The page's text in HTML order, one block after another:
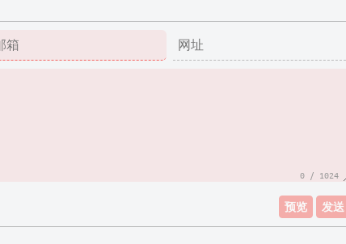
0 / 1024
预览 发送